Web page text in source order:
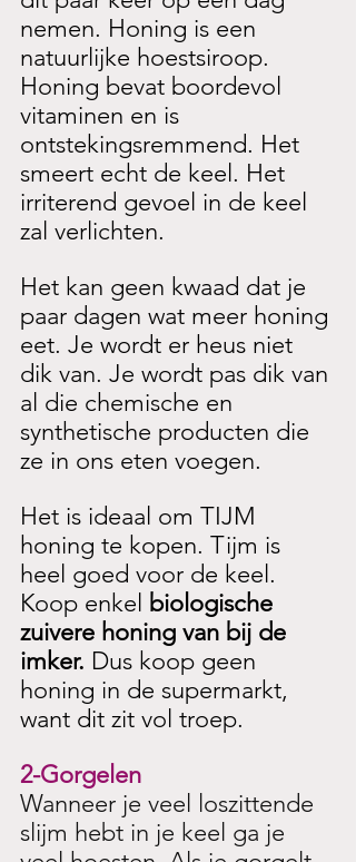
nemen. Honing is een
natuurlijke hoestsiroop.
Honing bevat boordevol
vitaminen en is
ontstekingsremmend. Het
smeert echt de keel. Het
irriterend gevoel in de keel
zal verlichten.
Het kan geen kwaad dat je
paar dagen wat meer honing
eet. Je wordt er heus niet
dik van. Je wordt pas dik van
al die chemische en
synthetische producten die
ze in ons eten voegen.
Het is ideaal om TIJM
honing te kopen. Tijm is
heel goed voor de keel.
Koop enkel biologische
zuivere honing van bij de
imker. Dus koop geen
honing in de supermarkt,
want dit zit vol troep.
2-Gorgelen
Wanneer je veel loszittende
slijm hebt in je keel ga je